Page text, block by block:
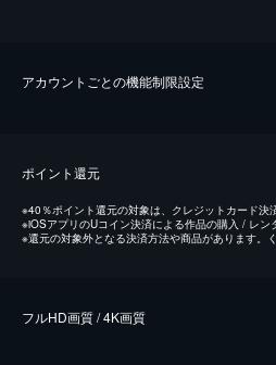
アカウントごとの機能制限設定
ポイント還元
※40％ポイント還元の対象は、クレジットカード決
※iOSアプリのUコイン決済による作品の購入 / レン
※還元の対象外となる決済方法や商品があります。
フルHD画質 / 4K画質